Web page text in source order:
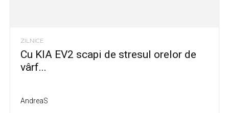
ZILNICE
Cu KIA EV2 scapi de stresul orelor de
vârf...
AndreaS